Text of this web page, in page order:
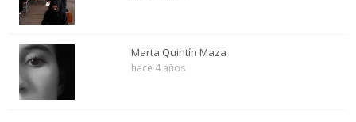
Marta Quintín Maza
hace 4 años